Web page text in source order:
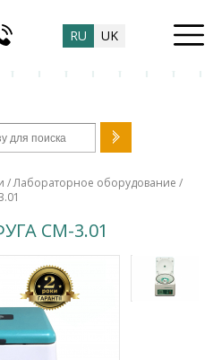
RU UK
поиска
/Лабораторное оборудование /
СМ-3.01